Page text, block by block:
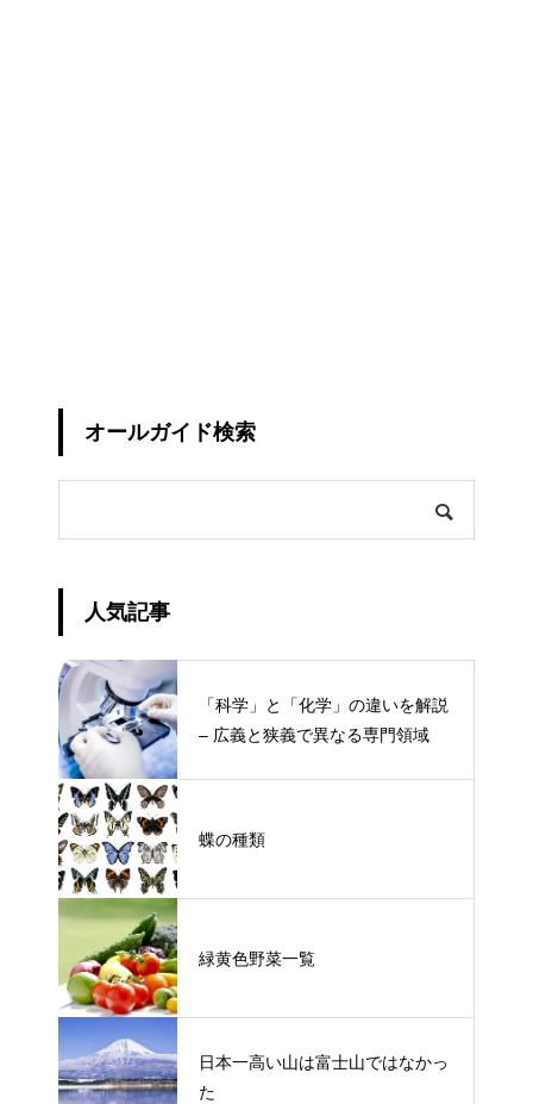
オールガイド検索
人気記事
「科学」と「化学」の違いを解説
– 広義と狭義で異なる専門領域
蝶の種類
緑黄色野菜一覧
日本一高い山は富士山ではなかっ
た